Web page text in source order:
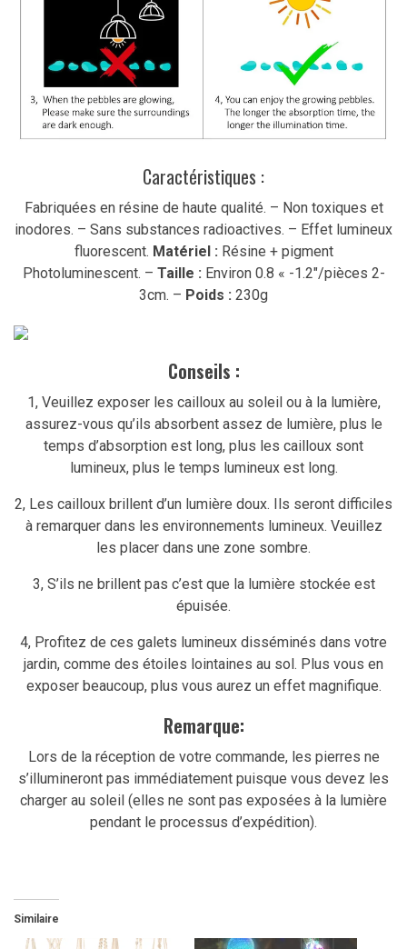
Caractéristiques :
Fabriquées en résine de haute qualité. – Non toxiques et
inodores. – Sans substances radioactives. – Effet lumineux
fluorescent. Matériel : Résine + pigment
Photoluminescent. – Taille : Environ 0.8 « -1.2″/pièces 2-
3cm. – Poids : 230g
Conseils :
1, Veuillez exposer les cailloux au soleil ou à la lumière,
assurez-vous qu’ils absorbent assez de lumière, plus le
temps d’absorption est long, plus les cailloux sont
lumineux, plus le temps lumineux est long.
2, Les cailloux brillent d’un lumière doux. Ils seront difficiles
à remarquer dans les environnements lumineux. Veuillez
les placer dans une zone sombre.
3, S’ils ne brillent pas c’est que la lumière stockée est
épuisée.
4, Profitez de ces galets lumineux disséminés dans votre
jardin, comme des étoiles lointaines au sol. Plus vous en
exposer beaucoup, plus vous aurez un effet magnifique.
Remarque:
Lors de la réception de votre commande, les pierres ne
s’illumineront pas immédiatement puisque vous devez les
charger au soleil (elles ne sont pas exposées à la lumière
pendant le processus d’expédition).
Similaire